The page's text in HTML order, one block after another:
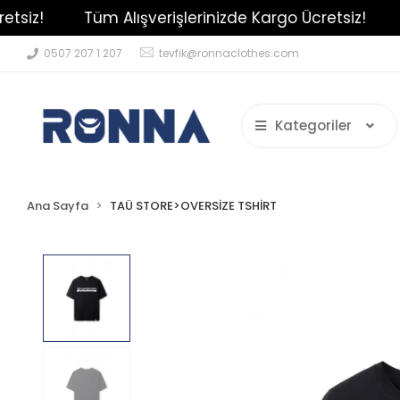
Tüm Alışverişlerinizde Kargo Ücretsiz!
0507 207 1 207 tevfik@ronnaclothes.com
Kategoriler
Ana Sayfa TAÜ STORE>OVERSİZE TSHİRT